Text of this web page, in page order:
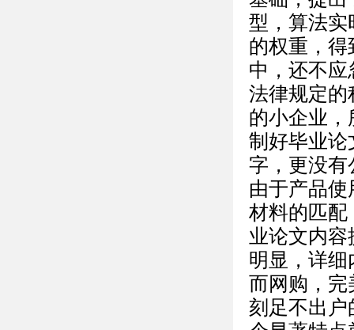
型，算法实
的权重，
中，还不
法律规定的
的小企业
制好毕业论
字，更没有
由于产品
材料的匹配
业论文内
明显，详细
而网购，完
刻足不出户